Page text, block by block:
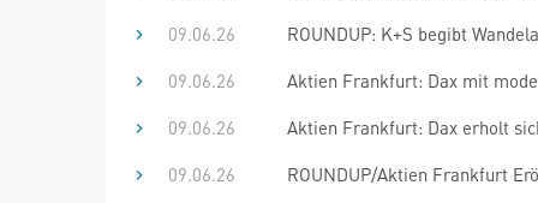
09.06.26
ROUNDUP: K+S begibt
09.06.26
Aktien Frankfurt: Dax mit
09.06.26
Aktien Frankfurt: Dax erholt
09.06.26
ROUNDUP/Aktien Frankfurt